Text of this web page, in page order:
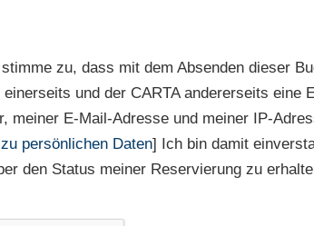
zu, dass mit dem Absenden dieser
und der CARTA andererseits eine
meiner E-Mail-Adresse und meiner IP-
persönlichen Daten] Ich bin damit
den Status meiner Reservierung zu